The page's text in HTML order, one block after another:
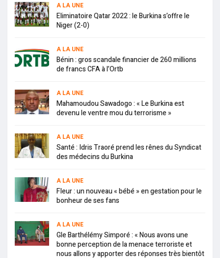
A LA UNE
Eliminatoire Qatar 2022 : le Burkina s’offre le
Niger (2-0)
A LA UNE
Bénin : gros scandale financier de 260 millions
de francs CFA à l’Ortb
A LA UNE
Mahamoudou Sawadogo : « Le Burkina est
devenu le ventre mou du terrorisme »
A LA UNE
Santé : Idris Traoré prend les rênes du Syndicat
des médecins du Burkina
A LA UNE
Fleur : un nouveau « bébé » en gestation pour le
bonheur de ses fans
A LA UNE
Gle Barthélémy Simporé : « Nous avons une
bonne perception de la menace terroriste et
nous allons y apporter des réponses très bientôt